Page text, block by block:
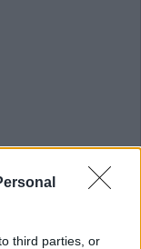
third parties, or